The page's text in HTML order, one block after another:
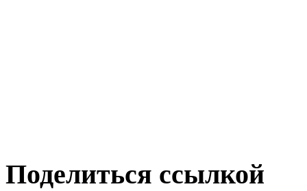
Поделиться ссылкой